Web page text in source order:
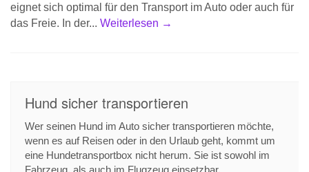
eignet sich optimal für den Transport im Auto oder auch für
das Freie. In der... Weiterlesen →
Hund sicher transportieren
Wer seinen Hund im Auto sicher transportieren möchte,
wenn es auf Reisen oder in den Urlaub geht, kommt um
eine Hundetransportbox nicht herum. Sie ist sowohl im